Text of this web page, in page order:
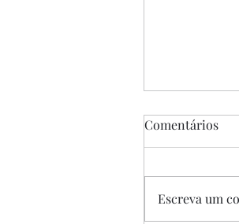
Comentários
Escreva um